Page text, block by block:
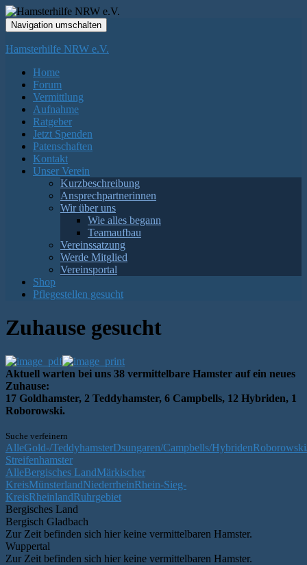
Navigation umschalten
Hamsterhilfe NRW e.V.
Home
Forum
Vermittlung
Aufnahme
Ratgeber
Jetzt Spenden
Patenschaften
Kontakt
Unser Verein
Kurzbeschreibung
Ansprechpartnerinnen
Wir über uns
Wie alles begann
Teamaufbau
Vereinssatzung
Werde Mitglied
Vereinsportal
Shop
Pflegestellen gesucht
Zuhause gesucht
Aktuell warten bei uns 38 vermittelbare Hamster auf ein neues
Zuhause:
17 Goldhamster, 2 Teddyhamster, 6 Campbells, 12 Hybriden, 1
Roborowski.
Suche verfeinern
AlleGold-/TeddyhamsterDsungaren/Campbells/Hybriden
Streifenhamster
AlleBergisches LandMärkischer
KreisMünsterlandNiederrheinRhein-Sieg-
KreisRheinlandRuhrgebiet
Bergisches Land
Bergisch Gladbach
Zur Zeit befinden sich hier keine vermittelbaren Hamster.
Wuppertal
Zur Zeit befinden sich hier keine vermittelbaren Hamster.